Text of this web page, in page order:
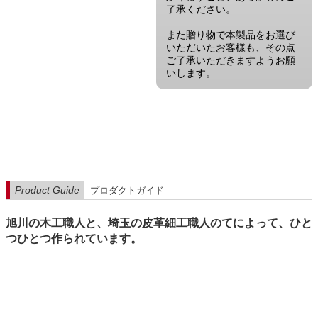
了承ください。
また贈り物で本製品をお選び
いただいたお客様も、その点
ご了承いただきますようお願
いします。
Product Guide プロダクトガイド
旭川の木工職人と、埼玉の皮革細工職人のてによって、ひと
つひとつ作られています。